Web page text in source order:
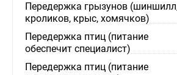
Передержка грызунов
кроликов, крыс, хомячков)
Передержка птиц (питание
обеспечит специалист)
Передержка птиц (питание